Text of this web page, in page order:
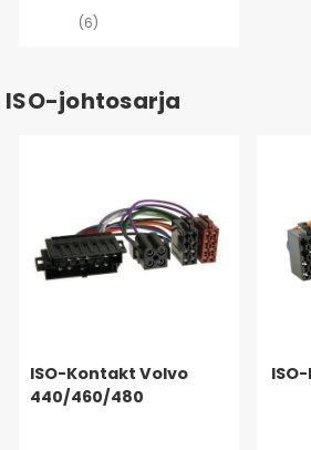
(6)
ISO-johtosarja
ISO-Kontakt Volvo
440/460/480